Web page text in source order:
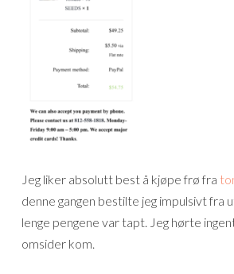
Jeg liker absolutt best å kjøpe frø fra
denne gangen bestilte jeg impulsivt fra
lenge pengene var tapt. Jeg hørte
omsider kom.